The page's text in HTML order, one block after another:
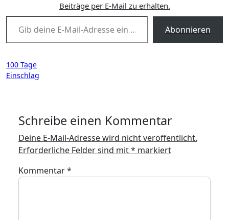
Beiträge per E-Mail zu erhalten.
Gib deine E-Mail-Adresse ein ...
Abonnieren
Beitragsnavigation
100 Tage
Einschlag
Schreibe einen Kommentar
Deine E-Mail-Adresse wird nicht veröffentlicht.
Erforderliche Felder sind mit* markiert
Kommentar*